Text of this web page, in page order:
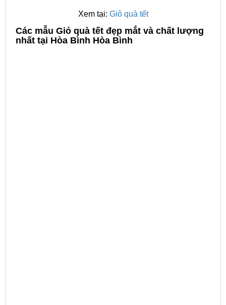
Xem tại: Giỏ quà tết
Các mẫu Giỏ quà tết đẹp mắt và chất lượng
nhất tại Hòa Bình Hòa Bình